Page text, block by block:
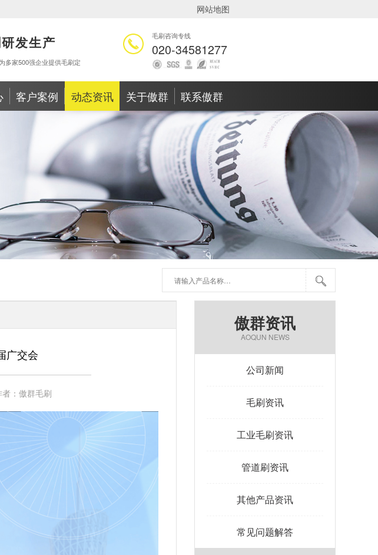
网站地图
发生产
为多家500强企业提供毛刷定
毛刷咨询专线
020-34581277
客户案例 动态资讯 关于傲群 联系傲群
广交会
： 傲群毛刷
傲群资讯
AOQUN NEWS
公司新闻
毛刷资讯
工业毛刷资讯
管道刷资讯
其他产品资讯
常见问题解答